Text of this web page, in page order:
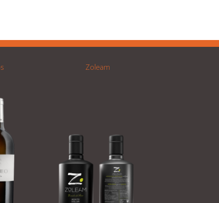
Zoleam